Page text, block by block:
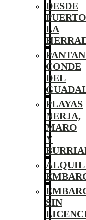
DESDE
PUERTO
LA
CONDE
DEL
PLAYAS
NERJA,
MARO
Y
SIN